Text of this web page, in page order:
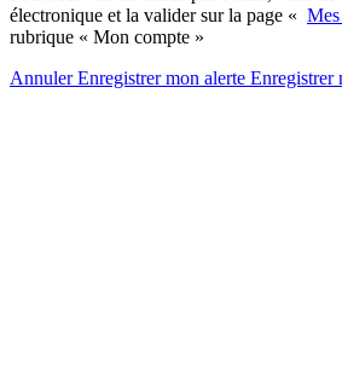
électronique et la valider sur la page «
rubrique « Mon compte »
AnnulerEnregistrer mon alerte Enregistrer